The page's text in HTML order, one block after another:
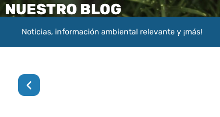
NUESTRO BLOG
Noticias, información ambiental relevante y ¡más!
‹